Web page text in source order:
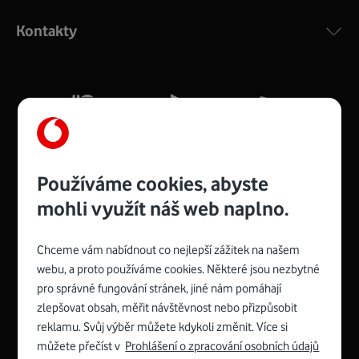
silný signál pro celou domácnost. Kompaktní rozměry 21
Více o COMPAL CH7465VF
Zyxel VMG8623-T50B:
Rozměry modemu jsou 16 x 22 x 7,5 cm (včetně stojánku)
a nabízí 4 gigabitové LAN porty a bezdrátové připojení Wi-
Spojte se s Vodafonem
Kontakty
Používáme cookies, abyste
mohli využít náš web naplno.
Chceme vám nabídnout co nejlepší zážitek na našem
webu, a proto používáme cookies. Některé jsou nezbytné
pro správné fungování stránek, jiné nám pomáhají
zlepšovat obsah, měřit návštěvnost nebo přizpůsobit
reklamu. Svůj výběr můžete kdykoli změnit. Více si
můžete přečíst v Prohlášení o zpracování osobních údajů